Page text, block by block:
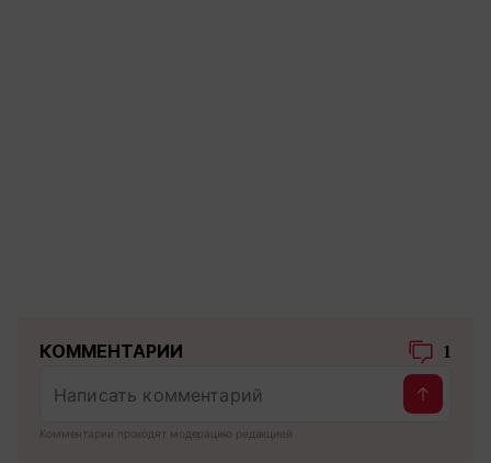
КОММЕНТАРИИ 1
Комментарии проходят модерацию редакцией